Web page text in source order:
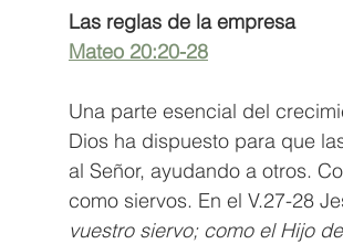
Las reglas de la empresa
Mateo 20:20-28
Una parte esencial del
Dios ha dispuesto para que
al Señor, ayudando a otros.
como siervos. En el V.27-28
vuestro siervo; como el Hijo